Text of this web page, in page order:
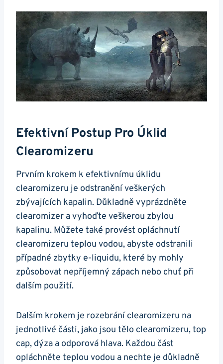
Efektivní Postup Pro Úklid
Clearomizeru
Prvním krokem k efektivnímu úklidu
clearomizeru je odstranění veškerých
zbývajících kapalin. Důkladně vyprázdněte
clearomizer a vyhoďte veškerou zbylou
kapalinu. Můžete také provést opláchnutí
clearomizeru teplou vodou, abyste odstranili
případné zbytky e-liquidu, které by mohly
způsobovat nepříjemný zápach nebo chuť při
dalším použití.
Dalším krokem je rozebrání clearomizeru na
jednotlivé části, jako jsou tělo clearomizeru, top
cap, dýza a odporová hlava. Každou část
opláchněte teplou vodou a nechte je důkladně